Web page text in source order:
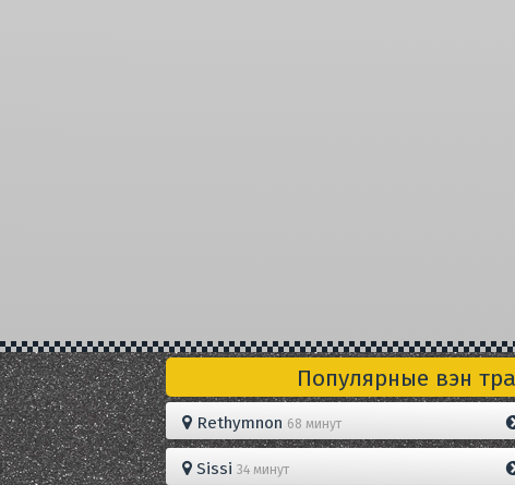
Популярные вэн
Rethymnon 68 минут
Sissi34 минут